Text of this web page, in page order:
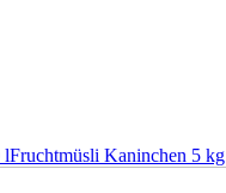
lFruchtmüsli Kaninchen 5 kg